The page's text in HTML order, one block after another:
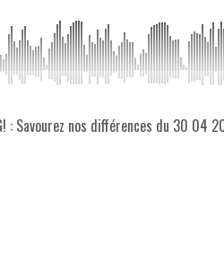
: Savourez nos différences du 30 04